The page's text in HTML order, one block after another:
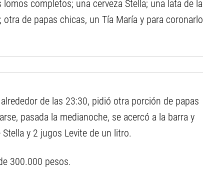
completos; una cerveza Stella; una lata de la
de papas chicas, un Tía María y para coronarlo
de las 23:30, pidió otra porción de papas
pasada la medianoche, se acercó a la barra y
y 2 jugos Levite de un litro.
300.000 pesos.